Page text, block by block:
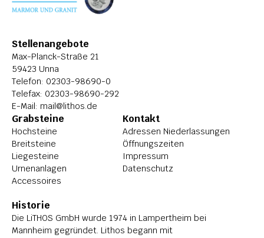
HISTORIE
STELLENANGEBOTE
Stellenangebote
Max-Planck-Straße 21
59423 Unna
Telefon: 02303-98690-0
Telefax: 02303-98690-292
E-Mail: mail@lithos.de
Grabsteine
Hochsteine
Breitsteine
Liegesteine
Urnenanlagen
Accessoires
Kontakt
Adressen Niederlassungen
Öffnungszeiten
Impressum
Datenschutz
Historie
Die LiTHOS GmbH wurde 1974 in Lampertheim bei
Mannheim gegründet. Lithos begann mit